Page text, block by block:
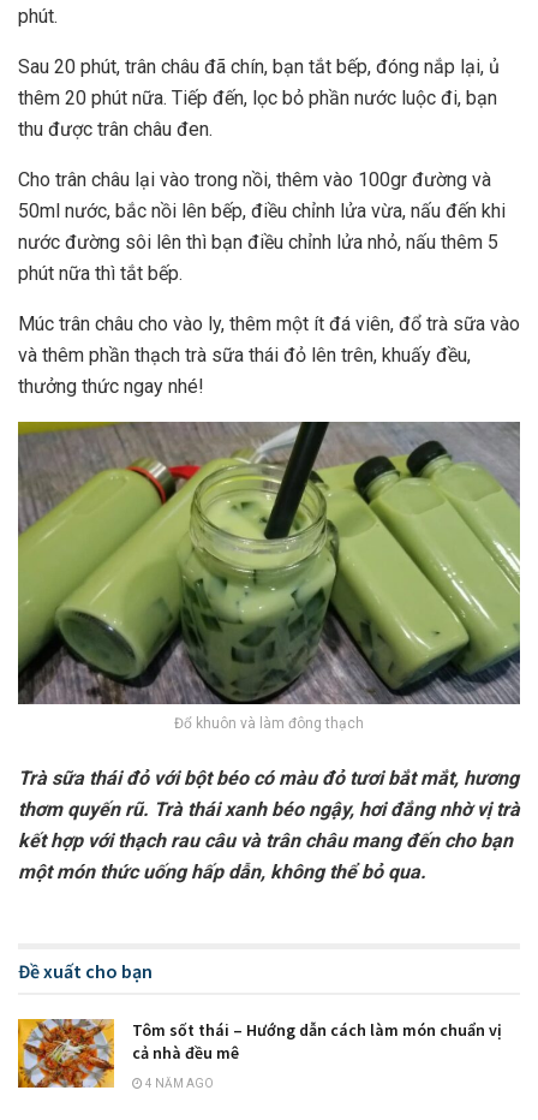
phút.
Sau 20 phút, trân châu đã chín, bạn tắt bếp, đóng nắp lại, ủ
thêm 20 phút nữa. Tiếp đến, lọc bỏ phần nước luộc đi, bạn
thu được trân châu đen.
Cho trân châu lại vào trong nồi, thêm vào 100gr đường và
50ml nước, bắc nồi lên bếp, điều chỉnh lửa vừa, nấu đến khi
nước đường sôi lên thì bạn điều chỉnh lửa nhỏ, nấu thêm 5
phút nữa thì tắt bếp.
Múc trân châu cho vào ly, thêm một ít đá viên, đổ trà sữa vào
và thêm phần thạch trà sữa thái đỏ lên trên, khuấy đều,
thưởng thức ngay nhé!
Đổ khuôn và làm đông thạch
Trà sữa thái đỏ với bột béo có màu đỏ tươi bắt mắt, hương
thơm quyến rũ. Trà thái xanh béo ngậy, hơi đắng nhờ vị trà
kết hợp với thạch rau câu và trân châu mang đến cho bạn
một món thức uống hấp dẫn, không thể bỏ qua.
Đề xuất cho bạn
Tôm sốt thái – Hướng dẫn cách làm món chuẩn vị
cả nhà đều mê
4 NĂM AGO